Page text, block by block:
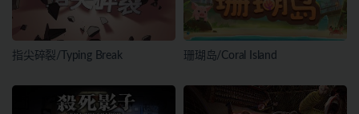
指尖碎裂/Typing Break 珊瑚岛/Coral Island